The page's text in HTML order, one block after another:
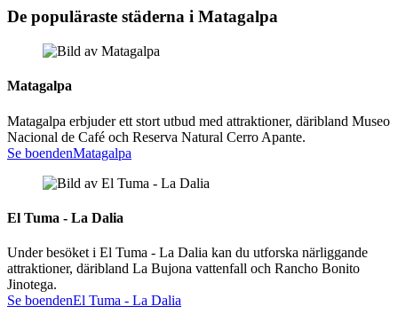
De populäraste städerna i Matagalpa
Matagalpa
Matagalpa erbjuder ett stort utbud med attraktioner, däribland Museo
Nacional de Café och Reserva Natural Cerro Apante.
Se boendenMatagalpa
El Tuma - La Dalia
Under besöket i El Tuma - La Dalia kan du utforska närliggande
attraktioner, däribland La Bujona vattenfall och Rancho Bonito
Jinotega.
Se boendenEl Tuma - La Dalia